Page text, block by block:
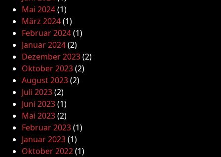
Mai 2024(1)
März 2024(1)
Februar 2024(1)
Januar 2024(2)
Dezember 2023(2)
Oktober 2023(2)
August 2023(2)
Juli 2023(2)
Juni 2023(1)
Mai 2023(2)
Februar 2023(1)
Januar 2023(1)
Oktober 2022(1)